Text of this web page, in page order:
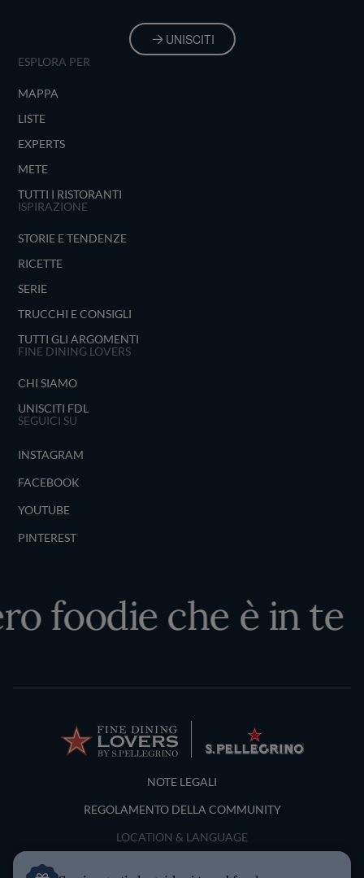
UNISCITI
ESPLORA PER
MAPPA
LISTE
EXPERTS
METE
TUTTI I RISTORANTI
ISPIRAZIONE
STORIE E TENDENZE
RICETTE
SERIE
TRUCCHI E CONSIGLI
TUTTI GLI ARGOMENTI
FINE DINING LOVERS
CHI SIAMO
UNISCITI FDL
SEGUICI SU
INSTAGRAM
FACEBOOK
YOUTUBE
PINTEREST
foodie che è in te
Terms and Conditions
NOTE LEGALI
REGOLAMENTO DELLA COMMUNITY
LOCATION & LANGUAGE